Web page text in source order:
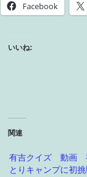
Facebook
いいね:
関連
有吉クイズ 動画
とりキャンプに初